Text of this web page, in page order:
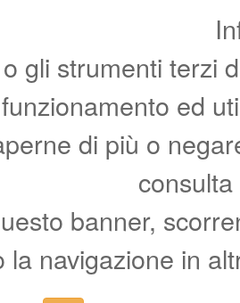
gli strumenti terzi
ed
di più o
banner,
la navigazione in